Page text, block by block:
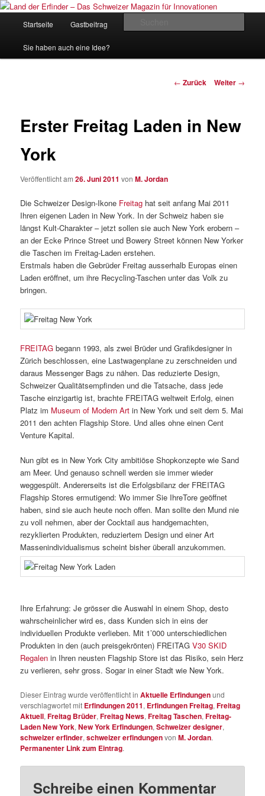
Zum
wechseln
Land der Erfinder – Das Schweizer
Startseite Gastbeitrag
Sie haben auch eine Idee?
Beitrags-
← Zurück Weiter →
Erster Freitag Laden in New
York
Veröffentlicht am26. Juni 2011 vonM. Jordan
Die Schweizer Design-Ikone Freitag hat seit anfang Mai 2011
Ihren eigenen Laden in New York. In der Schweiz haben sie
längst Kult-Charakter – jetzt sollen sie auch New York erobern –
an der Ecke Prince Street und Bowery Street können New Yorker
die Taschen im Freitag-Laden erstehen.
Erstmals haben die Gebrüder Freitag ausserhalb Europas einen
Laden eröffnet, um ihre Recycling-Taschen unter das Volk zu
bringen.
FREITAG begann 1993, als zwei Brüder und Grafikdesigner in
Zürich beschlossen, eine Lastwagenplane zu zerschneiden und
daraus Messenger Bags zu nähen. Das reduzierte Design,
Schweizer Qualitätsempfinden und die Tatsache, dass jede
Tasche einzigartig ist, brachte FREITAG weltweit Erfolg, einen
Platz im Museum of Modern Art in New York und seit dem 5. Mai
2011 den achten Flagship Store. Und alles ohne einen Cent
Venture Kapital.
Nun gibt es in New York City ambitiöse Shopkonzepte wie Sand
am Meer. Und genauso schnell werden sie immer wieder
weggespült. Andererseits ist die Erfolgsbilanz der FREITAG
Flagship Stores ermutigend: Wo immer Sie IhreTore geöffnet
haben, sind sie auch heute noch offen. Man sollte den Mund nie
zu voll nehmen, aber der Cocktail aus handgemachten,
rezyklierten Produkten, reduziertem Design und einer Art
Massenindividualismus scheint bisher überall anzukommen.
Ihre Erfahrung: Je grösser die Auswahl in einem Shop, desto
wahrscheinlicher wird es, dass Kunden sich in eins der
individuellen Produkte verlieben. Mit 1’000 unterschiedlichen
Produkten in den (auch preisgekrönten) FREITAGV30 SKID
Regalen in Ihren neusten Flagship Store ist das Risiko, sein Herz
zu verlieren, sehr gross. Sogar in einer Stadt wie New York.
Dieser Eintrag wurde veröffentlicht inAktuelle Erfindungenund
verschlagwortet mit Erfindungen 2011, Erfindungen Freitag,Freitag
Aktuell,Freitag Brüder,Freitag News,Freitag Taschen,Freitag-
Laden New York,New York Erfindungen,Schweizer designer,
schweizer erfinder,schweizer erfindungenvonM. Jordan.
Permanenter Link zum Eintrag.
Schreibe einen Kommentar